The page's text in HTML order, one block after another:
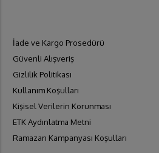
İade ve Kargo Prosedürü
Güvenli Alışveriş
Gizlilik Politikası
Kullanım Koşulları
Kişisel Verilerin Korunması
ETK Aydınlatma Metni
Ramazan Kampanyası Koşulları